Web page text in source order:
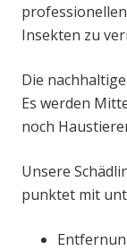
Insekten zu
Die
Es werden
noch
Unsere
punktet mit